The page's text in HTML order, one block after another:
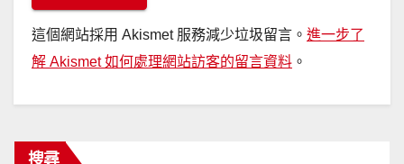
這個網站採用 Akismet 服務減少垃圾留言。 進一步了
解 Akismet 如何處理網站訪客的留言資料 。
搜尋